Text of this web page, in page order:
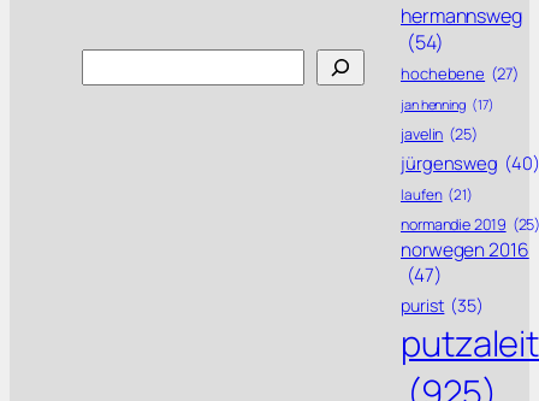
hermannsweg
(54)
hochebene (27)
jan henning (17)
javelin (25)
jürgensweg (40)
laufen (21)
normandie 2019
norwegen 2016
(47)
purist (35)
putzaleit